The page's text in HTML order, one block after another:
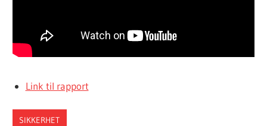
Link til rapport
SIKKERHET